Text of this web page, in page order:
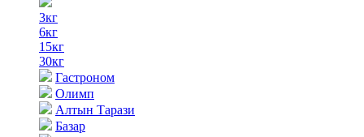
3кг
6кг
15кг
30кг
Гастроном
Олимп
Алтын Тарази
Базар